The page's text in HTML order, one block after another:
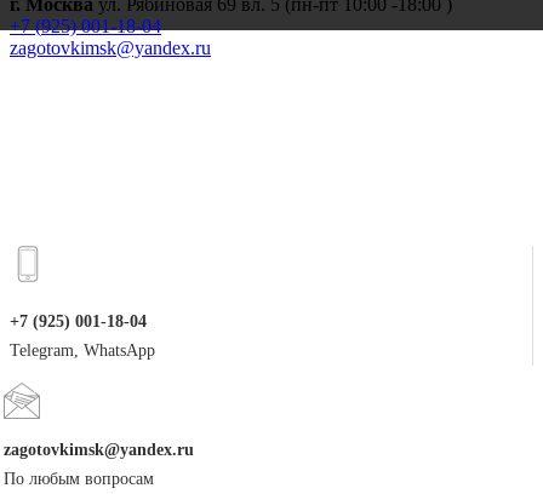
г. Москва ул. Рябиновая 69 вл. 5 (пн-пт 10:00 -18:00 )
+7 (925) 001-18-04
zagotovkimsk@yandex.ru
+7 (925) 001-18-04
Telegram, WhatsApp
zagotovkimsk@yandex.ru
По любым вопросам